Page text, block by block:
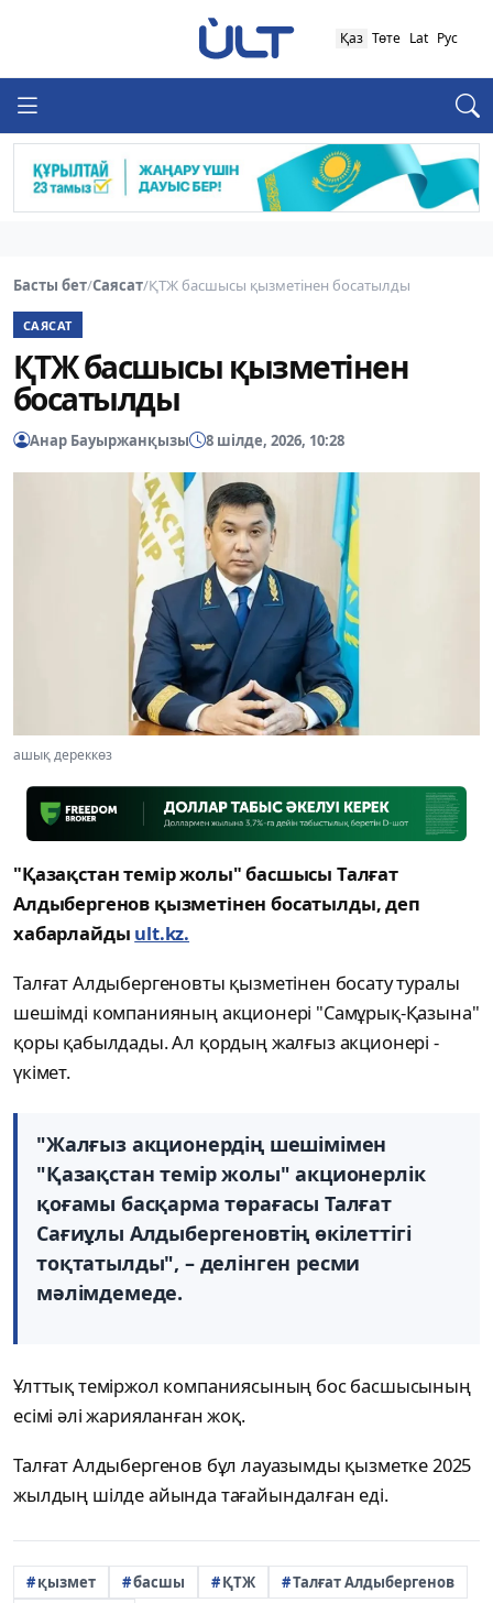
Қаз Төте Lat Рус
Басты бет/Саясат/ҚТЖ басшысы қызметінен босатылды
САЯСАТ
ҚТЖ басшысы қызметінен
босатылды
Анар Бауыржанқызы 8 шілде, 2026, 10:28
ашық дереккөз
"Қазақстан темір жолы" басшысы Талғат
Алдыбергенов қызметінен босатылды, деп
хабарлайды ult.kz.
Талғат Алдыбергеновты қызметінен босату туралы
шешімді компанияның акционері "Самұрық-Қазына"
қоры қабылдады. Ал қордың жалғыз акционері -
үкімет.
"Жалғыз акционердің шешімімен
"Қазақстан темір жолы" акционерлік
қоғамы басқарма төрағасы Талғат
Сағиұлы Алдыбергеновтің өкілеттігі
тоқтатылды", – делінген ресми
мәлімдемеде.
Ұлттық теміржол компаниясының бос басшысының
есімі әлі жарияланған жоқ.
Талғат Алдыбергенов бұл лауазымды қызметке 2025
жылдың шілде айында тағайындалған еді.
қызмет басшы ҚТЖ
Талғат Алдыбергенов